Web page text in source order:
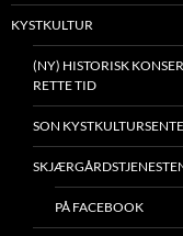
KYSTKULTUR
(NY) HISTORISK
RETTE TID
SON
PÅ FACEBOOK